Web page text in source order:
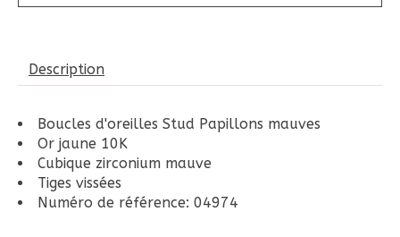
Description
Boucles d'oreilles Stud Papillons mauves
Or jaune 10K
Cubique zirconium mauve
Tiges vissées
Numéro de référence: 04974